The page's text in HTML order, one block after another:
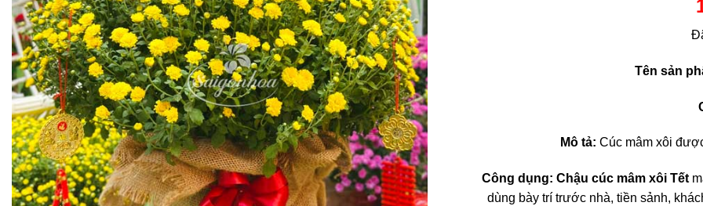
Tên sản
Mô tả: Cúc mâm xôi
Công dụng: Chậu cúc mâm xôi Tết
dùng bày trí trước nhà, tiền sảnh,